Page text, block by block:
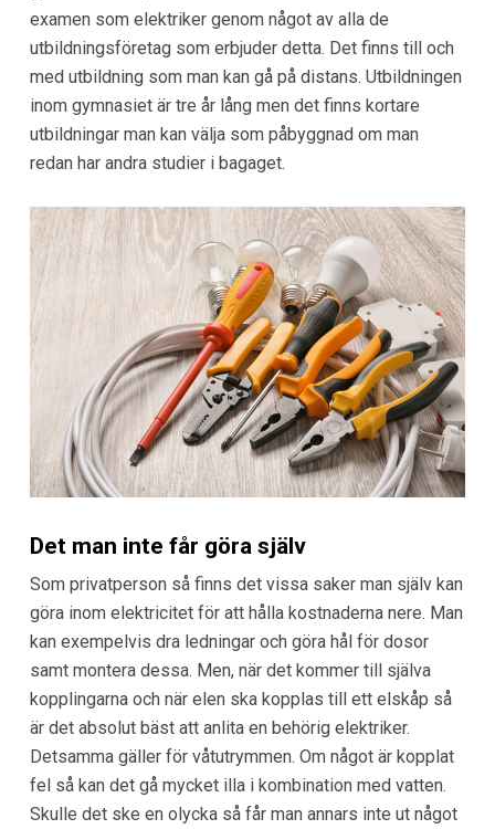
examen som elektriker genom något av alla de
utbildningsföretag som erbjuder detta. Det finns till och
med utbildning som man kan gå på distans. Utbildningen
inom gymnasiet är tre år lång men det finns kortare
utbildningar man kan välja som påbyggnad om man
redan har andra studier i bagaget.
Det man inte får göra själv
Som privatperson så finns det vissa saker man själv kan
göra inom elektricitet för att hålla kostnaderna nere. Man
kan exempelvis dra ledningar och göra hål för dosor
samt montera dessa. Men, när det kommer till själva
kopplingarna och när elen ska kopplas till ett elskåp så
är det absolut bäst att anlita en behörig elektriker.
Detsamma gäller för våtutrymmen. Om något är kopplat
fel så kan det gå mycket illa i kombination med vatten.
Skulle det ske en olycka så får man annars inte ut något